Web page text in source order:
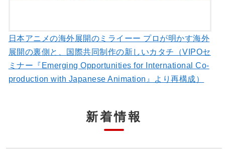
日本アニメの海外展開のミライーー プロが明かす海外
展開の裏側と、国際共同制作の新しいカタチ（VIPOセ
ミナー『Emerging Opportunities for International Co-
production with Japanese Animation』より再構成）
新着情報